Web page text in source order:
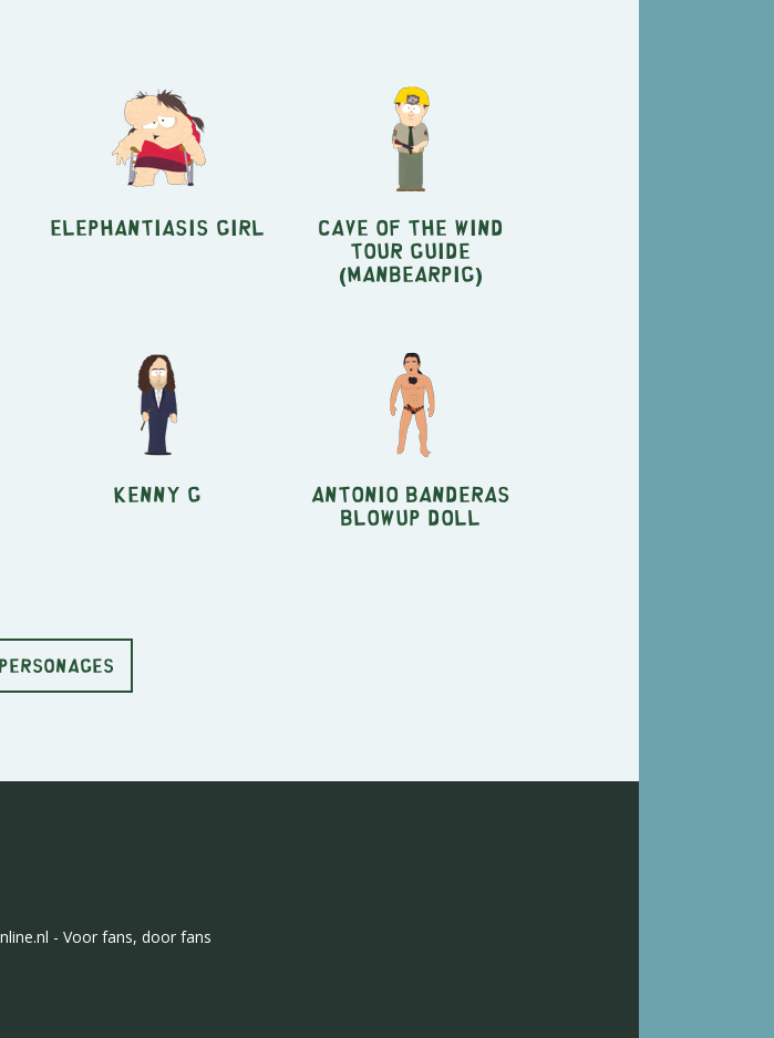
Elephantiasis Girl Cave of the Wind
Tour Guide
(Manbearpig)
Kenny G Antonio Banderas
Blowup Doll
- Voor fans, door fans